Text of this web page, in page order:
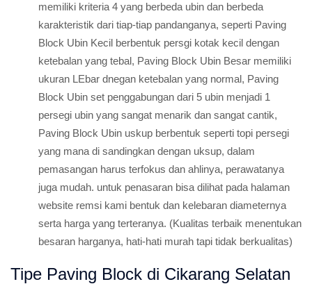
memiliki kriteria 4 yang berbeda ubin dan berbeda
karakteristik dari tiap-tiap pandanganya, seperti Paving
Block Ubin Kecil berbentuk persgi kotak kecil dengan
ketebalan yang tebal, Paving Block Ubin Besar memiliki
ukuran LEbar dnegan ketebalan yang normal, Paving
Block Ubin set penggabungan dari 5 ubin menjadi 1
persegi ubin yang sangat menarik dan sangat cantik,
Paving Block Ubin uskup berbentuk seperti topi persegi
yang mana di sandingkan dengan uksup, dalam
pemasangan harus terfokus dan ahlinya, perawatanya
juga mudah. untuk penasaran bisa dilihat pada halaman
website remsi kami bentuk dan kelebaran diameternya
serta harga yang terteranya. (Kualitas terbaik menentukan
besaran harganya, hati-hati murah tapi tidak berkualitas)
Tipe Paving Block di Cikarang Selatan